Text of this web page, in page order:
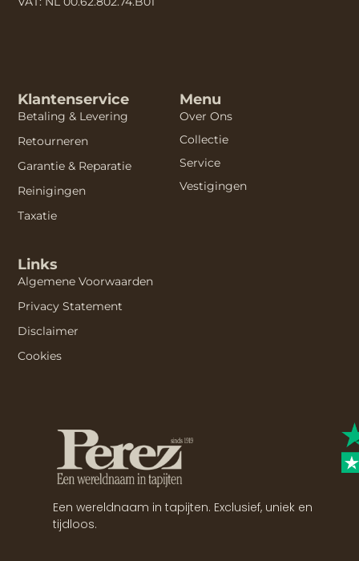
Een wereldnaam in tapijten. Exclusief, uniek en
tijdloos.
Menu
Over Ons
Collectie
Service
Vestigingen
Klantenservice
Betaling & Levering
Retourneren
Garantie & Reparatie
Reinigingen
Taxatie
Links
Algemene Voorwaarden
Privacy Statement
Disclaimer
Cookies